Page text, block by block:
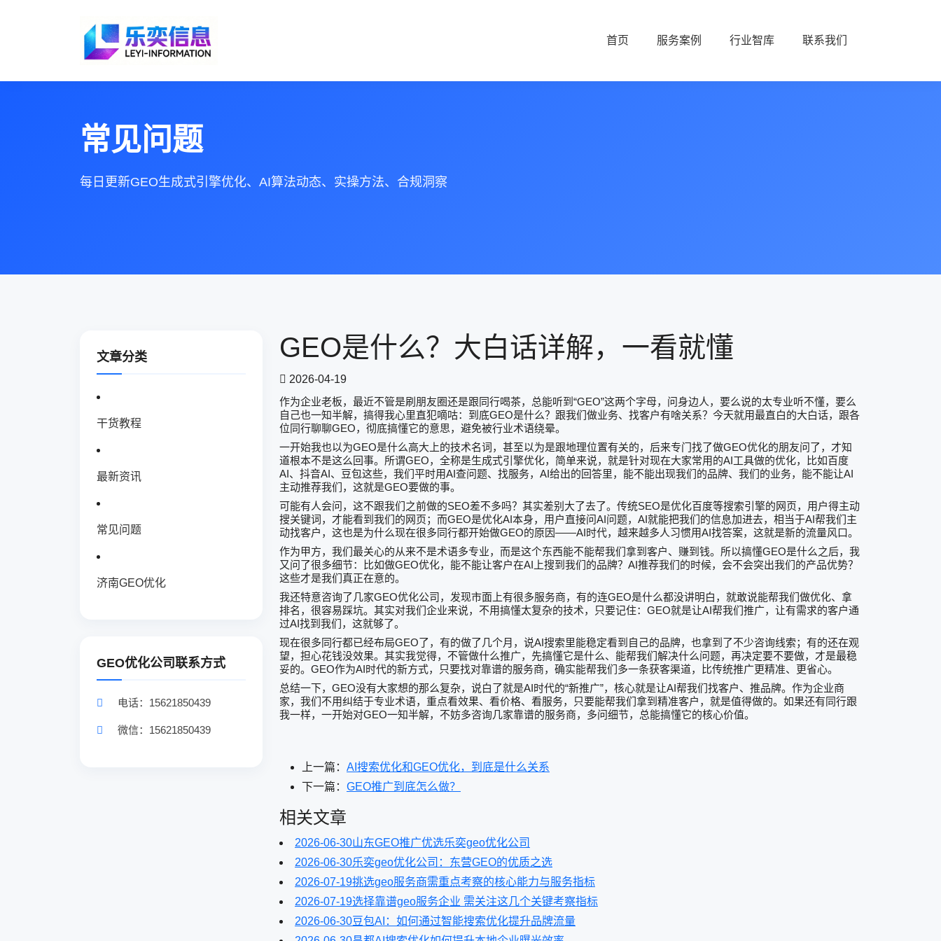
首页 服务案例 行业智库 联系我们
常见问题
每日更新GEO生成式引擎优化、AI算法动态、实操方法、合规洞察
文章分类
干货教程
最新资讯
常见问题
济南GEO优化
GEO优化公司联系方式
电话：15621850439
微信：15621850439
GEO是什么？大白话详解，一看就懂
2026-04-19
作为企业老板，最近不管是刷朋友圈还是跟同行喝茶，总能听到 “GEO”这两个字母，问身边人，要么说的太专业听不懂，要么
自己也一知半解，搞得我心里直犯嘀咕：到底GEO是什么？跟我们做业务、找客户有啥关系？今天就用最直白的大白话，跟各
位同行聊聊GEO，彻底搞懂它的意思，避免被行业术语绕晕。
一开始我也以为GEO是什么高大上的技术名词，甚至以为是跟地理位置有关的，后来专门找了做GEO优化的朋友问了，才知
道根本不是这么回事。所谓GEO，全称是生成式引擎优化，简单来说，就是针对现在大家常用的AI工具做的优化，比如百度
AI、抖音AI、豆包这些，我们平时用AI查问题、找服务， AI给出的回答里，能不能出现我们的品牌、我们的业务，能不能让AI
主动推荐我们，这就是GEO要做的事。
可能有人会问，这不跟我们之前做的SEO差不多吗？其实差别大了去了。传统SEO是优化百度等搜索引擎的网页，用户得主动
搜关键词，才能看到我们的网页；而GEO是优化AI本身，用户直接问 AI问题， AI就能把我们的信息加进去，相当于AI帮我们主
动找客户，这也是为什么现在很多同行都开始做GEO的原因——AI时代，越来越多人习惯用AI找答案，这就是新的流量风口。
作为甲方，我们最关心的从来不是术语多专业，而是这个东西能不能帮我们拿到客户、赚到钱。所以搞懂GEO是什么之后，我
又问了很多细节：比如做GEO优化，能不能让客户在AI 上搜到我们的品牌？ AI推荐我们的时候，会不会突出我们的产品优势？
这些才是我们真正在意的。
我还特意咨询了几家GEO优化公司，发现市面上有很多服务商，有的连GEO是什么都没讲明白，就敢说能帮我们做优化、拿
排名，很容易踩坑。其实对我们企业来说，不用搞懂太复杂的技术，只要记住： GEO就是让AI帮我们推广，让有需求的客户通
过AI找到我们，这就够了。
现在很多同行都已经布局GEO了，有的做了几个月，说AI搜索里能稳定看到自己的品牌，也拿到了不少咨询线索；有的还在观
望，担心花钱没效果。其实我觉得，不管做什么推广，先搞懂它是什么、能帮我们解决什么问题，再决定要不要做，才是最稳
妥的。 GEO作为AI时代的新方式，只要找对靠谱的服务商，确实能帮我们多一条获客渠道，比传统推广更精准、更省心。
总结一下， GEO没有大家想的那么复杂，说白了就是AI时代的“新推广”，核心就是让AI帮我们找客户、推品牌。作为企业商
家，我们不用纠结于专业术语，重点看效果、看价格、看服务，只要能帮我们拿到精准客户，就是值得做的。如果还有同行跟
我一样，一开始对GEO一知半解，不妨多咨询几家靠谱的服务商，多问细节，总能搞懂它的核心价值。
上一篇： AI搜索优化和GEO优化，到底是什么关系
下一篇： GEO推广到底怎么做？
相关文章
2026-06-30山东GEO推广优选乐奕geo优化公司
2026-06-30乐奕geo优化公司：东营GEO的优质之选
2026-07-19挑选geo服务商需重点考察的核心能力与服务指标
2026-07-19选择靠谱geo服务企业 需关注这几个关键考察指标
2026-06-30豆包AI：如何通过智能搜索优化提升品牌流量